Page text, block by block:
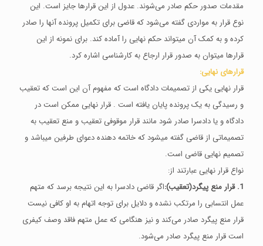
مقدمات صدور حکم صادر می‌شوند. عدول از این قرارها جایز است. این
نوع قرار به مواردی گفته می‌شود که قاضی برای تکمیل پرونده آنها را صادر
کرده و به کمک آن میتواند حکم نهایی را آماده کند. برای نمونه از این
قرارها میتوان به صدور قرار ارجاع به کارشناسی اشاره کرد.
قرارهای نهایی:
قرار نهایی یکی از تصمیمات دادگاه است که مفهوم آن این است که تعقیب
و رسیدگی به یک پرونده پایان یافته است . قرار نهایی ممکن است در
دادگاه و یا دادسرا صادر شود مانند قرار موقوفی تعقیب و منع تعقیب به
تصمیماتی از قاضی گفته میشود که خاتمه دهنده دعوای طرفین میباشد و
تصمیم نهایی قاضی است.
نواع قرار نهایی عبارتند از:
1. قرار منع پیگرد(تعقیب):
اگر قاضی دادسرا به این نتیجه برسد که متهم
عمل انتسابی را مرتکب نشده و دلایل برای توجه اتهام به او کافی نیست
قرار منع پیگرد صادر می‌کند و نیز هنگامی که عمل متهم فاقد وصف کیفری
است قرار منع پیگرد صادر می‌شود.